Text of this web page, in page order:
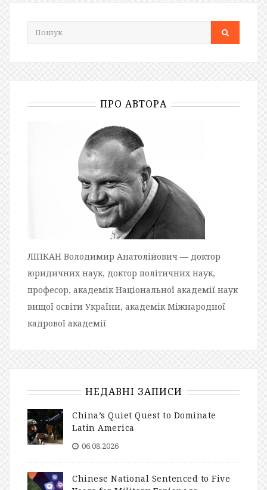
ПРО АВТОРА
ЛІПКАН Володимир Анатолійович — доктор
юридичних наук, доктор політичних наук,
професор, академік Національної академії наук
вищої освіти України, академік Міжнародної
кадрової академії
НЕДАВНІ ЗАПИСИ
China’s Quiet Quest to Dominate
Latin America
06.08.2026
Chinese National Sentenced to Five